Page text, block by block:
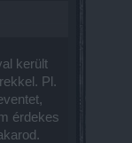
került
Pl.
érdekes